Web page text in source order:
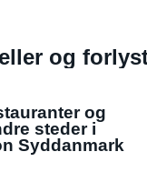
og
og
steder i
Syddanmark